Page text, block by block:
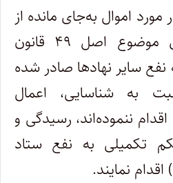
مورد اموال به‌جای مانده از
محکومین پرونده‌های موضوع اصل ۴۹ قانون
سایر نهادها صادر شده
به شناسایی، اعمال
ننموده‌اند، رسیدگی و
تکمیلی به نفع ستاد
نمایند.